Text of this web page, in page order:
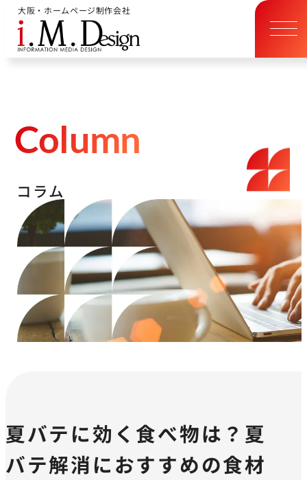
大阪・ホームページ制作会社
Column
コ ラム
夏バテに効く食べ物は？夏
バテ解消におすすめの食材